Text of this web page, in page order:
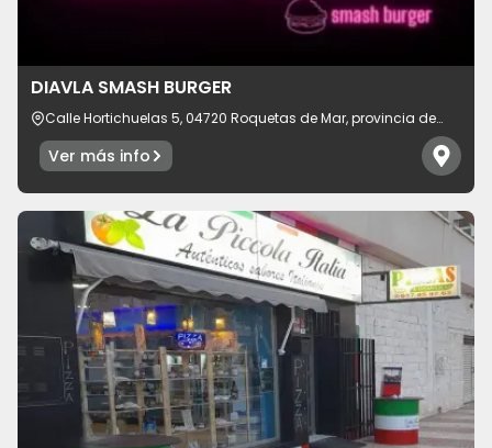
DIAVLA SMASH BURGER
Calle Hortichuelas 5, 04720 Roquetas de Mar, provincia de
Ver más info